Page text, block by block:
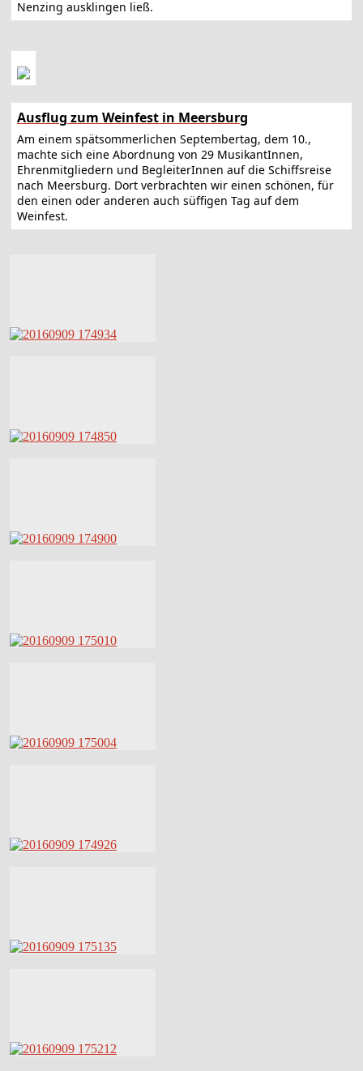
Nenzing ausklingen ließ.
Ausflug zum Weinfest in Meersburg
Am einem spätsommerlichen Septembertag, dem 10.,
machte sich eine Abordnung von 29 MusikantInnen,
Ehrenmitgliedern und BegleiterInnen auf die Schiffsreise
nach Meersburg. Dort verbrachten wir einen schönen, für
den einen oder anderen auch süffigen Tag auf dem
Weinfest.